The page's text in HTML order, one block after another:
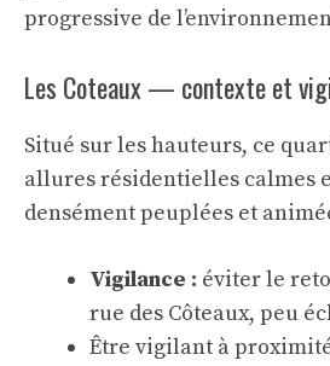
progressive de
Les Coteaux — contexte et
Situé sur les hauteurs, ce
allures résidentielles calmes
densément peuplées et
Vigilance : éviter le
rue des Côteaux, peu
Être vigilant à